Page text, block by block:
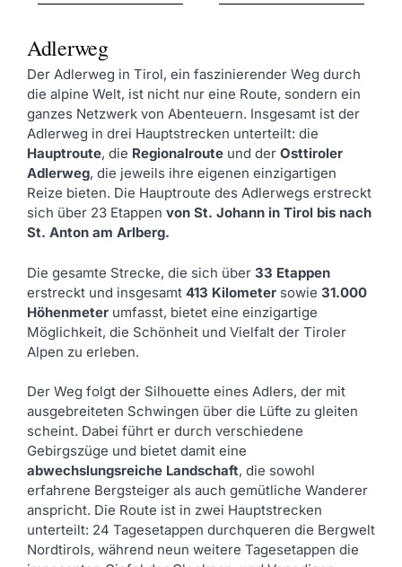
Adlerweg
Der Adlerweg in Tirol, ein faszinierender Weg durch
die alpine Welt, ist nicht nur eine Route, sondern ein
ganzes Netzwerk von Abenteuern. Insgesamt ist der
Adlerweg in drei Hauptstrecken unterteilt: die
Hauptroute, die Regionalroute und der Osttiroler
Adlerweg, die jeweils ihre eigenen einzigartigen
Reize bieten. Die Hauptroute des Adlerwegs erstreckt
sich über 23 Etappen von St. Johann in Tirol bis nach
St. Anton am Arlberg.
Die gesamte Strecke, die sich über 33 Etappen
erstreckt und insgesamt 413 Kilometer sowie 31.000
Höhenmeter umfasst, bietet eine einzigartige
Möglichkeit, die Schönheit und Vielfalt der Tiroler
Alpen zu erleben.
Der Weg folgt der Silhouette eines Adlers, der mit
ausgebreiteten Schwingen über die Lüfte zu gleiten
scheint. Dabei führt er durch verschiedene
Gebirgszüge und bietet damit eine
abwechslungsreiche Landschaft, die sowohl
erfahrene Bergsteiger als auch gemütliche Wanderer
anspricht. Die Route ist in zwei Hauptstrecken
unterteilt: 24 Tagesetappen durchqueren die Bergwelt
Nordtirols, während neun weitere Tagesetappen die